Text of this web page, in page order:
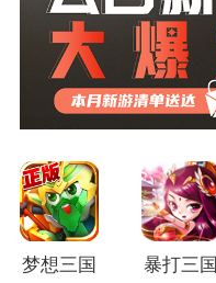
梦想三国 暴打三国